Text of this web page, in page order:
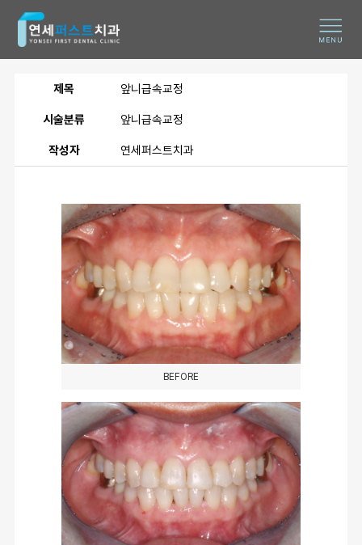
제목 앞니급속교정
시술분류 앞니급속교정
작성자 연세퍼스트치과
BEFORE